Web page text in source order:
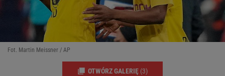
Fot. Martin Meissner / AP
OTWÓRZ GALERIĘ (3)